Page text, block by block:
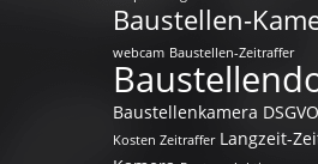
Baustellen-
webcam Baustellen-Zeitraffer
Baustellenkamera
Kosten Zeitraffer Langzeit-